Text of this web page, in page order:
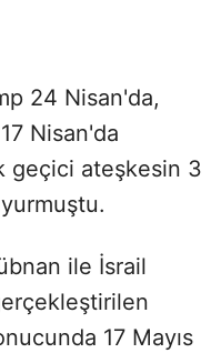
24 Nisan'da,
Nisan'da
geçici ateşkesin 3
ile İsrail
17 Mayıs